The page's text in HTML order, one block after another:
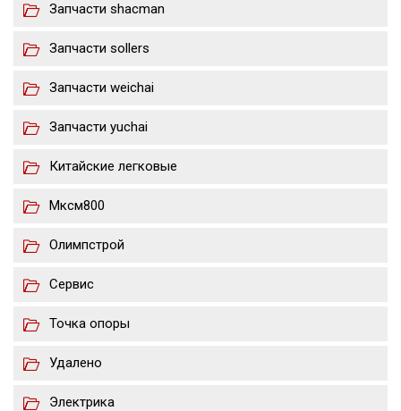
Запчасти shacman
Запчасти sollers
Запчасти weichai
Запчасти yuchai
Китайские легковые
Мксм800
Олимпстрой
Сервис
Точка опоры
Удалено
Электрика